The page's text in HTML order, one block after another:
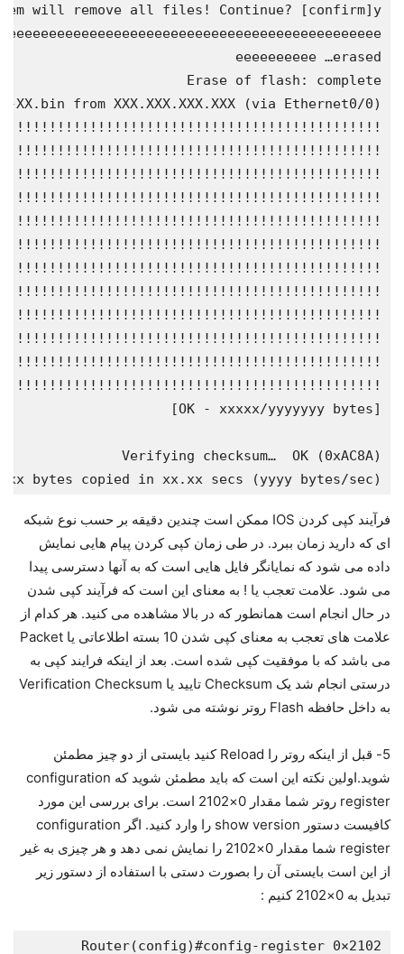
bytes copied in xx.xx secs (yyyy bytes/sec)
فرآیند کپی کردن IOS ممکن است چندین دقیقه بر حسب نوع شبکه
ای که دارید زمان ببرد. در طی زمان کپی کردن پیام هایی نمایش
داده می شود که نمایانگر فایل هایی است که به آنها دسترسی پیدا
می شود. علامت تعجب یا ! به معنای این است که فرآیند کپی شدن
در حال انجام است همانطور که در بالا مشاهده می کنید. هر کدام از
علامت های تعجب به معنای کپی شدن 10 بسته اطلاعاتی یا Packet
می باشد که با موفقیت کپی شده است. بعد از اینکه فرایند کپی به
درستی انجام شد یک Checksum تایید یا Verification Checksum
به داخل حافظه Flash روتر نوشته می شود.
5- قبل از اینکه روتر را Reload کنید بایستی از دو چیز مطمئن
شوید.اولین نکته این است که باید مطمئن شوید که configuration
register روتر شما مقدار 0×2102 است. برای بررسی این مورد
کافیست دستور show version را وارد کنید. اگر configuration
register شما مقدار 0×2102 را نمایش نمی دهد و هر چیزی به غیر
از این است بایستی آن را بصورت دستی با استفاده از دستور زیر
تبدیل به 0×2102 کنیم :
Router(config)#config-register 0×2102